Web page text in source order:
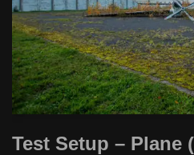
Test Setup – Plane